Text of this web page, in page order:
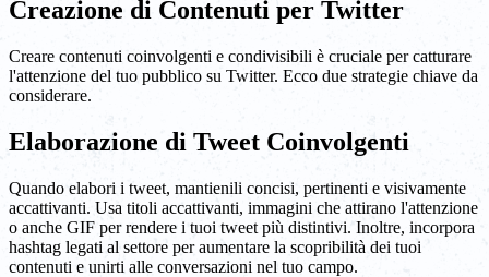
Creazione di Contenuti per Twitter
Creare contenuti coinvolgenti e condivisibili è cruciale per catturare
l'attenzione del tuo pubblico su Twitter. Ecco due strategie chiave da
considerare.
Elaborazione di Tweet Coinvolgenti
Quando elabori i tweet, mantienili concisi, pertinenti e visivamente
accattivanti. Usa titoli accattivanti, immagini che attirano l'attenzione
o anche GIF per rendere i tuoi tweet più distintivi. Inoltre, incorpora
hashtag legati al settore per aumentare la scopribilità dei tuoi
contenuti e unirti alle conversazioni nel tuo campo.